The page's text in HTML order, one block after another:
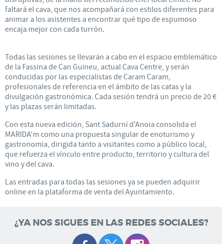
faltará el cava, que nos acompañará con estilos diferentes para
animar a los asistentes a encontrar qué tipo de espumoso
encaja mejor con cada turrón.
Todas las sesiones se llevarán a cabo en el espacio emblemático
de la Fassina de Can Guineu, actual Cava Centre, y serán
conducidas por las especialistas de Caram Caram,
profesionales de referencia en el ámbito de las catas y la
divulgación gastronómica. Cada sesión tendrá un precio de 20 €
y las plazas serán limitadas.
Con esta nueva edición, Sant Sadurní d'Anoia consolida el
MARIDA'm como una propuesta singular de enoturismo y
gastronomía, dirigida tanto a visitantes como a público local,
que refuerza el vínculo entre producto, territorio y cultura del
vino y del cava.
Las entradas para todas las sesiones ya se pueden adquirir
online en la plataforma de venta del Ayuntamiento.
¿YA NOS SIGUES EN LAS REDES SOCIALES?